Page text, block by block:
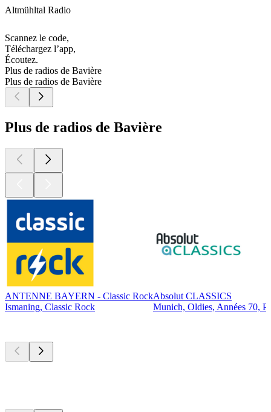
Altmühltal Radio
Scannez le code,
Téléchargez l’app,
Écoutez.
Plus de radios de Bavière
Plus de radios de Bavière
Plus de radios de Bavière
ANTENNE BAYERN - Classic Rock
Ismaning, Classic Rock
Absolut CLASSICS
Munich, Oldies, Années 70,